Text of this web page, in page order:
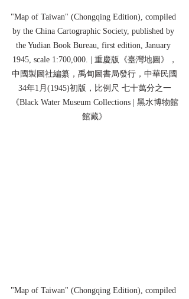
"Map of Taiwan" (Chongqing Edition), compiled
by the China Cartographic Society, published by
the Yudian Book Bureau, first edition, January
1945, scale 1:700,000. | 重慶版《臺灣地圖》，
中國製圖社編纂，禹甸圖書局發行，中華民國
34年1月(1945)初版，比例尺 七十萬分之一
《Black Water Museum Collections | 黑水博物館
館藏》
"Map of Taiwan" (Chongqing Edition), compiled